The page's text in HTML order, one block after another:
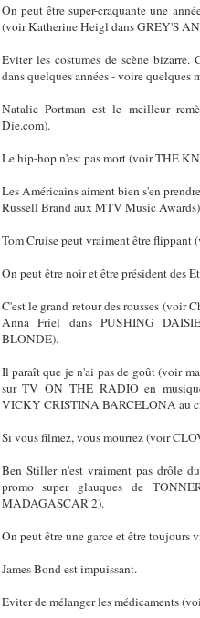
On peut être super-craquante une
(voir Katherine Heigl dans GREY'S
Eviter les costumes de scène bizarre.
dans quelques années - voire
Natalie Portman est le meilleur
Die.com).
Le hip-hop n'est pas mort (voir THE
Les Américains aiment bien s'en
Russell Brand aux MTV Music
Tom Cruise peut vraiment être flippant
On peut être noir et être président des
C'est le grand retour des rousses (voir
Anna Friel dans PUSHING
BLONDE).
Il paraît que je n'ai pas de goût (voir
sur TV ON THE RADIO en
VICKY CRISTINA BARCELONA au
Si vous filmez, vous mourrez (voir
Ben Stiller n'est vraiment pas drôle
promo super glauques de
MADAGASCAR 2).
On peut être une garce et être
James Bond est impuissant.
Eviter de mélanger les médicaments